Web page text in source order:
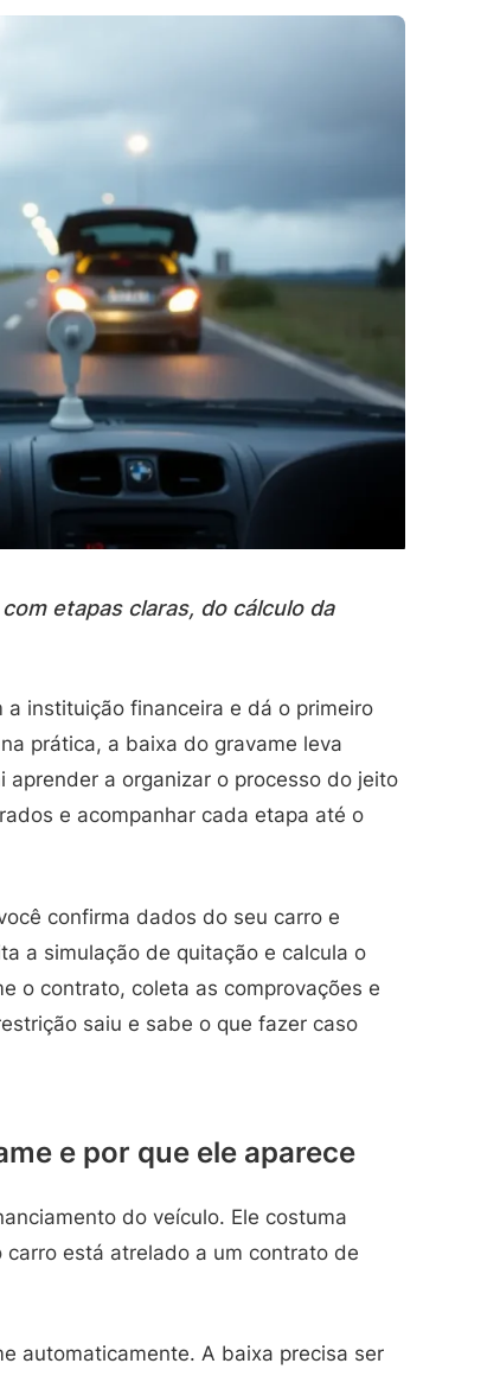
etapas claras, do cálculo da
instituição financeira e dá o primeiro
prática, a baixa do gravame leva
a organizar o processo do jeito
e acompanhar cada etapa até o
confirma dados do seu carro e
a simulação de quitação e calcula o
o contrato, coleta as comprovações e
saiu e sabe o que fazer caso
e por que ele aparece
do veículo. Ele costuma
está atrelado a um contrato de
automaticamente. A baixa precisa ser